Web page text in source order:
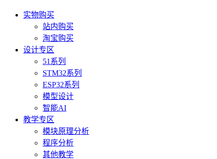
实物购买
站内购买
淘宝购买
设计专区
51系列
STM32系列
ESP32系列
模型设计
智能AI
教学专区
模块原理分析
程序分析
其他教学